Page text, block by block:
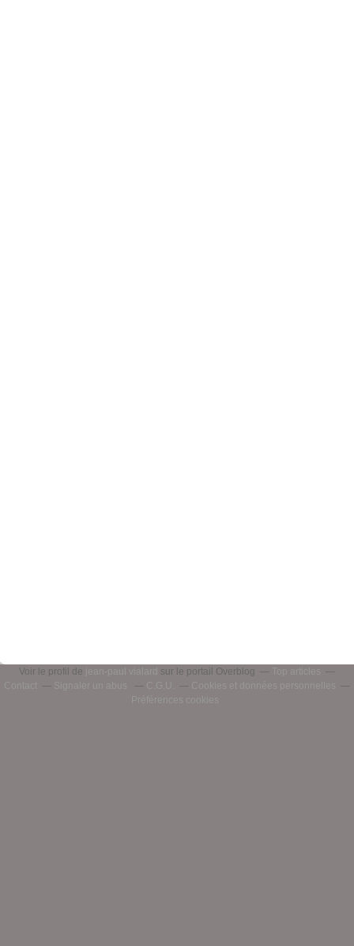
Voir le profil de jean-paul vialard sur le portail Overblog
Top articles
Contact
Signaler un abus C.G.U.
Cookies et données personnelles
Préférences cookies